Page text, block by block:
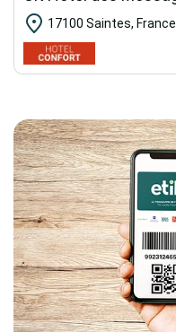
17100 Saintes, France